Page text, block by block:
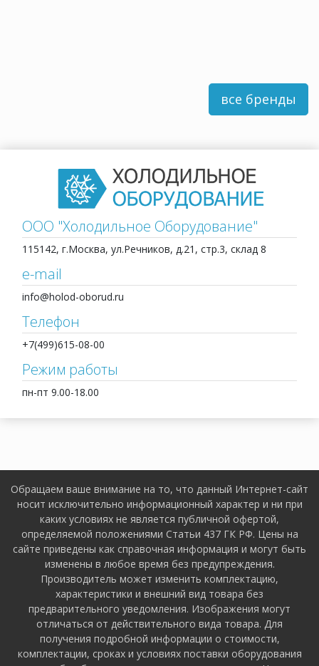
все бренды
ООО "Холодильное Оборудование"
115142, г.Москва, ул.Речников, д.21, стр.3, склад 8
e-mail
info@holod-oborud.ru
Телефон
+7(499)615-08-00
Режим работы
пн-пт 9.00-18.00
Обращаем ваше внимание на то, что данный Интернет-сайт
носит исключительно информационный характер и ни при
каких условиях не является публичной офертой,
определяемой положениями Статьи 437 ГК РФ. Цены на
сайте приведены как справочная информация и могут быть
изменены в любое время без предупреждения.
Производитель может изменить комплектацию,
характеристики и внешний вид товара без
предварительного уведомления. Изображения могут
отличаться от действительного вида товара. Для
получения подробной информации о стоимости,
комплектации, сроках и условиях поставки оборудования